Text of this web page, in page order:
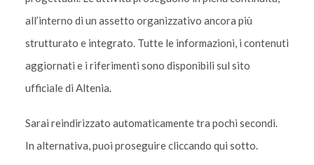
all’interno di un assetto organizzativo ancora più
strutturato e integrato. Tutte le informazioni, i contenuti
aggiornati e i riferimenti sono disponibili sul sito
ufficiale di Altenia.
Sarai reindirizzato automaticamente tra pochi secondi.
In alternativa, puoi proseguire cliccando qui sotto.